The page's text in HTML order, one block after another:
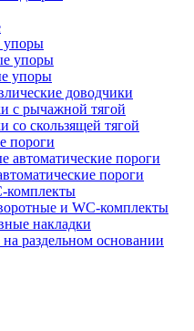
упоры
упоры
упоры
доводчики
с рычажной тягой
со скользящей тягой
пороги
автоматические пороги
пороги
комплекты
и WC-комплекты
накладки
раздельном основании